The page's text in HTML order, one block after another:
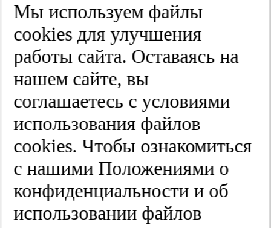
Улица
Квартира
Пароль
Повторите пароль
Мы используем файлы
cооkies для улучшения
работы сайта. Оставаясь на
нашем сайте, вы
соглашаетесь с условиями
использования файлов
cооkies. Чтобы ознакомиться
с нашими Положениями о
конфиденциальности и об
использовании файлов